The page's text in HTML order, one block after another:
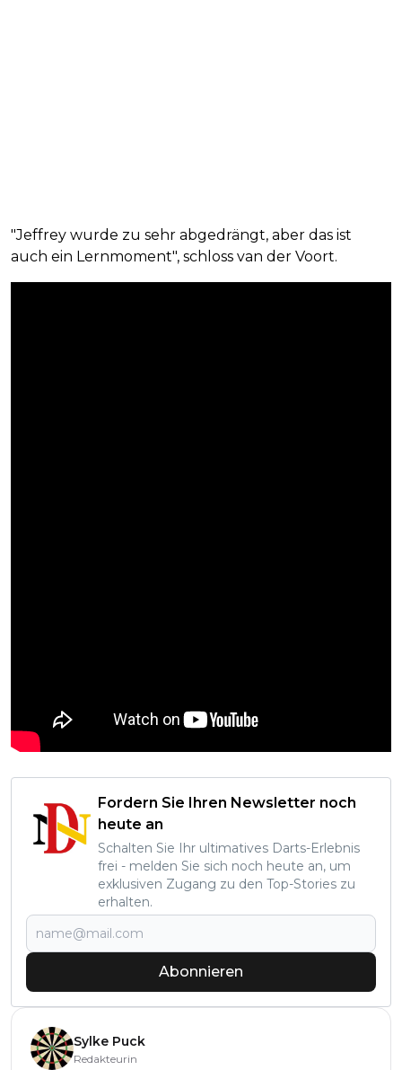
"Jeffrey wurde zu sehr abgedrängt, aber das ist
auch ein Lernmoment", schloss van der Voort.
Fordern Sie Ihren Newsletter noch
heute an
Schalten Sie Ihr ultimatives Darts-Erlebnis
frei - melden Sie sich noch heute an, um
exklusiven Zugang zu den Top-Stories zu
erhalten.
Abonnieren
Sylke Puck
Redakteurin